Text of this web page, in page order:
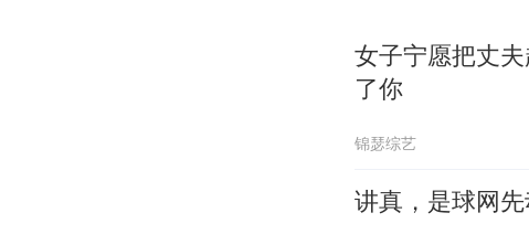
女子宁愿把丈
了你
锦瑟综艺
讲真，是球网先